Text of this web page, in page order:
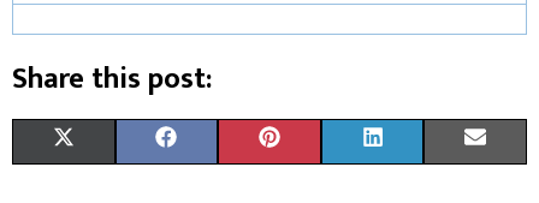
Share this post: